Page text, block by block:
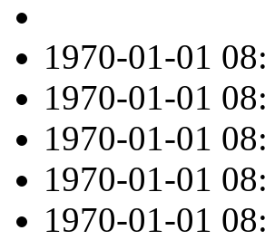
1970-01-01
1970-01-01
1970-01-01
1970-01-01
1970-01-01